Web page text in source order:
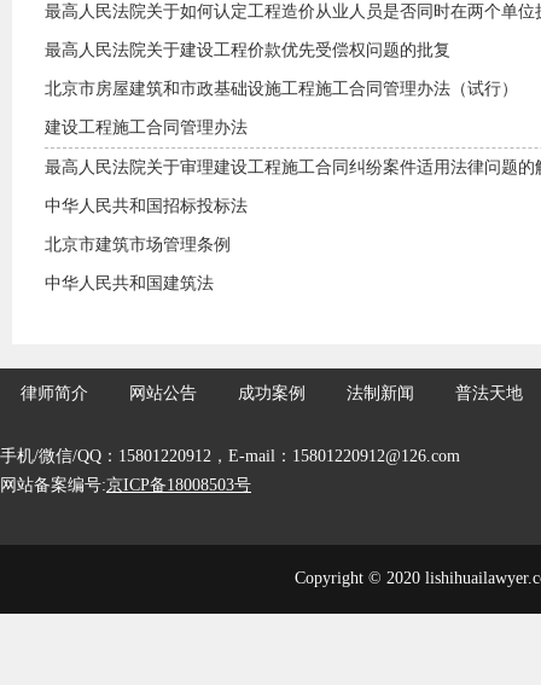
最高人民法院关于如何认定工程造价从业人员是否同时在两个单位
最高人民法院关于建设工程价款优先受偿权问题的批复
北京市房屋建筑和市政基础设施工程施工合同管理办法（试行）
建设工程施工合同管理办法
最高人民法院关于审理建设工程施工合同纠纷案件适用法律问题的
中华人民共和国招标投标法
北京市建筑市场管理条例
中华人民共和国建筑法
手机/微信/QQ：15801220912，E-mail：15801220912@126.com
网站备案编号:京ICP备18008503号
律师简介 网站公告 成功案例 法制新闻 普法天地
Copyright © 2020